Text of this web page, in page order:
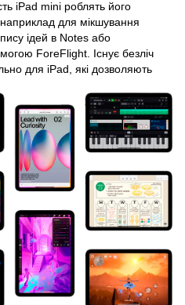
iPad mini роблять його
для мікшування
ідей в Notes або
ForeFlight. Існує безліч
для iPad, які дозволяють